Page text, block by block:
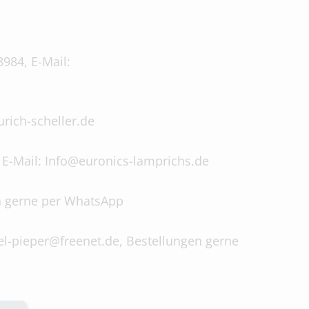
E-Mail:
scheller.de
Mail: Info@euronics-lamprichs.de
per WhatsApp
pieper@freenet.de, Bestellungen gerne